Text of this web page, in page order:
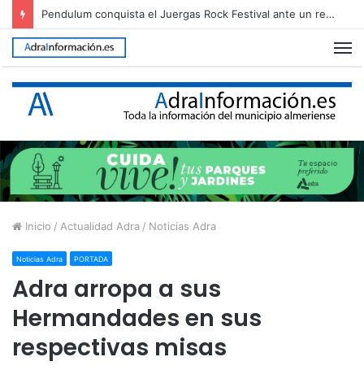
Pendulum conquista el Juergas Rock Festival ante un recinto abarrotado
Inicio / Actualidad Adra / Noticias Adra
Noticias Adra PORTADA
Adra arropa a sus
Hermandades en sus
respectivas misas